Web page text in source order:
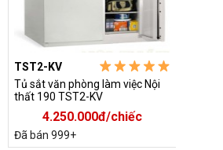
TST2-KV
Tủ sắt văn phòng làm việc Nội
thất 190 TST2-KV
4.250.000đ/chiếc
Đã bán 999+